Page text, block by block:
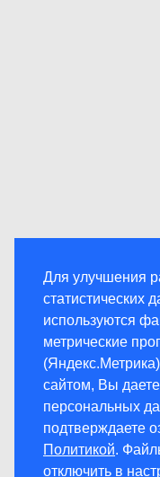
Для улучшения
статистических
используются
метрические
сайтом, Вы
персональных
подтверждаете
Политикой.
отключить в